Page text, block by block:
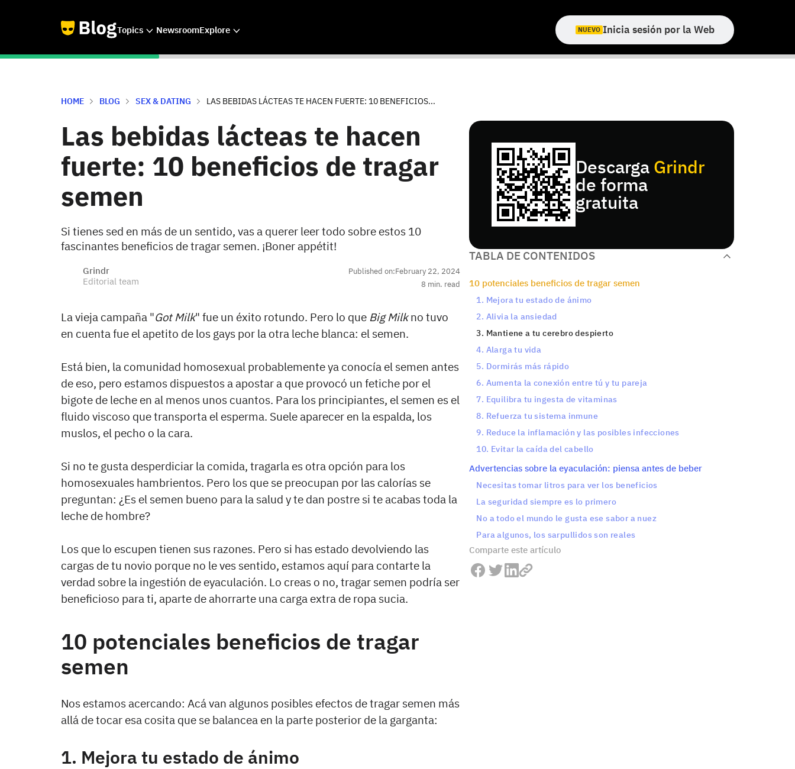
Topics NewsroomExplore NUEVO Inicia sesión por la Web
HOME BLOG SEX & DATING LAS BEBIDAS LÁCTEAS TE HACEN FUERTE: 10 BENEFICIOS...
Las bebidas lácteas te hacen
fuerte: 10 beneficios de tragar
semen
Si tienes sed en más de un sentido, vas a querer leer todo sobre estos 10
fascinantes beneficios de tragar semen. ¡Boner appétit!
Grindr
Editorial team
Published on:February 22, 2024
8 min. read
La vieja campaña "Got Milk" fue un éxito rotundo. Pero lo que Big Milkno tuvo
en cuenta fue el apetito de los gays por la otra leche blanca: el semen.
Está bien, la comunidad homosexual probablemente ya conocía el semen antes
de eso, pero estamos dispuestos a apostar a que provocó un fetiche por el
bigote de leche en al menos unos cuantos. Para los principiantes, el semen es el
fluido viscoso que transporta el esperma. Suele aparecer en la espalda, los
muslos, el pecho o la cara.
Si no te gusta desperdiciar la comida, tragarla es otra opción para los
homosexuales hambrientos. Pero los que se preocupan por las calorías se
preguntan: ¿Es el semen bueno para la salud y te dan postre si te acabas toda la
leche de hombre?
Los que lo escupen tienen sus razones. Pero si has estado devolviendo las
cargas de tu novio porque no le ves sentido, estamos aquí para contarte la
verdad sobre la ingestión de eyaculación. Lo creas o no, tragar semen podría ser
beneficioso para ti, aparte de ahorrarte una carga extra de ropa sucia.
10 potenciales beneficios de tragar
semen
Nos estamos acercando: Acá van algunos posibles efectos de tragar semen más
allá de tocar esa cosita que se balancea en la parte posterior de la garganta:
1. Mejora tu estado de ánimo
Descarga Grindr
de forma
gratuita
TABLA DE CONTENIDOS
10 potenciales beneficios de tragar semen
1. Mejora tu estado de ánimo
2. Alivia la ansiedad
3. Mantiene a tu cerebro despierto
4. Alarga tu vida
5. Dormirás más rápido
6. Aumenta la conexión entre tú y tu pareja
7. Equilibra tu ingesta de vitaminas
8. Refuerza tu sistema inmune
9. Reduce la inflamación y las posibles infecciones
10. Evitar la caída del cabello
Advertencias sobre la eyaculación: piensa antes de beber
Necesitas tomar litros para ver los beneficios
La seguridad siempre es lo primero
No a todo el mundo le gusta ese sabor a nuez
Para algunos, los sarpullidos son reales
Comparte este artículo